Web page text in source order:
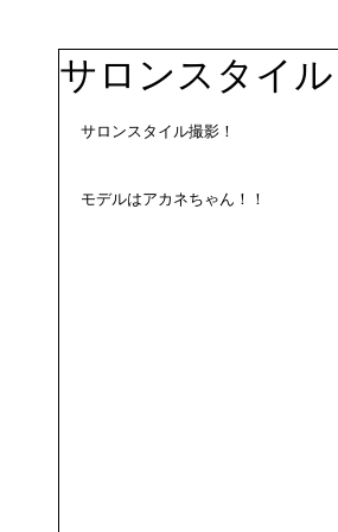
サロンスタイ
サロンスタイル撮影！
モデルはアカネちゃん！！